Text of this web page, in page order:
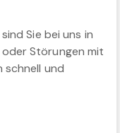
Sie bei uns in
Störungen mit
schnell und